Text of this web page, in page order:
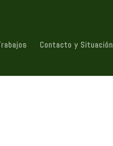
Contacto y Situación